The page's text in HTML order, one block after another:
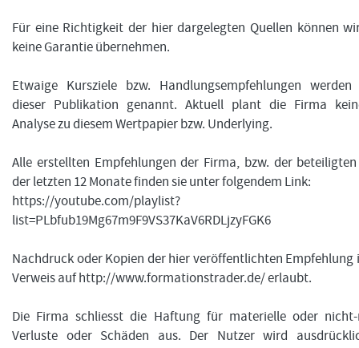
Für eine Richtigkeit der hier dargelegten Quellen können
keine Garantie übernehmen.
Etwaige Kursziele bzw. Handlungsempfehlungen werden
dieser Publikation genannt. Aktuell plant die Firma
Analyse zu diesem Wertpapier bzw. Underlying.
Alle erstellten Empfehlungen der Firma, bzw. der
der letzten 12 Monate finden sie unter folgendem Link:
https://youtube.com/playlist?
list=PLbfub19Mg67m9F9VS37KaV6RDLjzyFGK6
Nachdruck oder Kopien der hier veröffentlichten
Verweis auf http://www.formationstrader.de/ erlaubt.
Die Firma schliesst die Haftung für materielle oder nicht-
Verluste oder Schäden aus. Der Nutzer wird